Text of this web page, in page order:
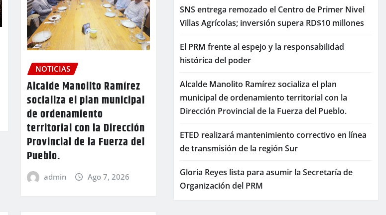
NOTICIAS
Alcalde Manolito Ramírez
socializa el plan municipal
de ordenamiento
territorial con la Dirección
Provincial de la Fuerza del
Pueblo.
admin Ago 7, 2026
SNS entrega remozado el Centro de Primer Nivel
Villas Agrícolas; inversión supera RD$10 millones
El PRM frente al espejo y la responsabilidad
histórica del poder
Alcalde Manolito Ramírez socializa el plan
municipal de ordenamiento territorial con la
Dirección Provincial de la Fuerza del Pueblo.
ETED realizará mantenimiento correctivo en línea
de transmisión de la región Sur
Gloria Reyes lista para asumir la Secretaría de
Organización del PRM